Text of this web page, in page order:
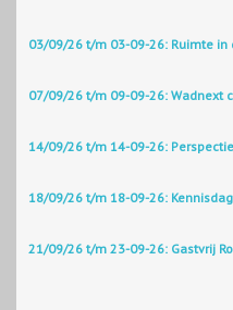
03/09/26 t/m 03-09-26: Ruimte in
07/09/26 t/m 09-09-26: Wadnext
14/09/26 t/m 14-09-26:
18/09/26 t/m 18-09-26:
21/09/26 t/m 23-09-26: Gastvrij